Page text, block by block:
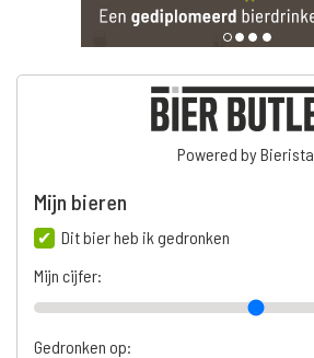
Powered by Bierista
Mijn bieren
Dit bier heb ik gedronken
Mijn cijfer:
Gedronken op: